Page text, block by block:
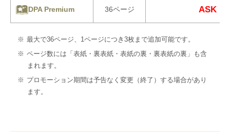
DPA Premium 36ページ ASK
最大で36ページ、1ページにつき3枚まで追加可能です。
ページ数には「表紙・裏表紙・表紙の裏・裏表紙の裏」も含
まれます。
プロモーション期間は予告なく変更（終了）する場合があり
ます。